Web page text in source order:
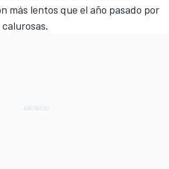
más lentos que el año pasado por